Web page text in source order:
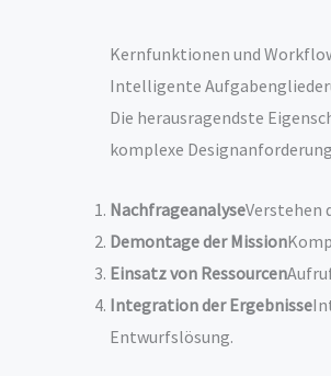
Kernfunktionen und
Intelligente
Die herausragendste
komplexe
NachfrageanalyseVerstehen
Demontage der Mission
Einsatz von Ressourcen
Integration der Ergebnisse
Entwurfslösung.